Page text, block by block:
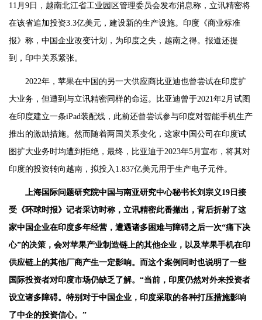
11月9日，越南北江省工业园区管理委员会发布消息称，立讯精密将
在该省追加投资3.3亿美元，建设新的生产设施。印度《商业标准
报》称，中国企业改变计划，为印度之失，越南之得。报道还提
到，印中关系紧张。
2022年，苹果在中国的另一大供应商比亚迪也曾尝试在印度扩
大业务，但遭到与立讯精密同样的命运。比亚迪曾于2021年2月试图
在印度建立一条iPad装配线，此前还曾尝试参与印度对智能手机生产
推出的激励措施。然而随着两国关系变化，这家中国公司在印度试
图扩大业务时均遭到拒绝，最终，比亚迪于2023年5月宣布，将其对
印度的投资转向越南，拟投入1.837亿美元用于生产电子元件。
上海国际问题研究院中国与南亚研究中心秘书长刘宗义19日接
受《环球时报》记者采访时称，立讯精密此番撤出，背后折射了这
家中国企业在印度多年经营，遭遇诸多困难与障碍之后一次“痛下决
心”的决策，会对苹果产业制造链上的其他企业，以及苹果手机在印
供应链上的其他厂商产生一定影响。而这个案例同时也说明了一些
国际投资者对印度市场仍缺乏了解。“当前，印度仍然对外来投资者
设立诸多障碍。特别对于中国企业，印度采取的各种打压措施影响
了中企的投资信心。”